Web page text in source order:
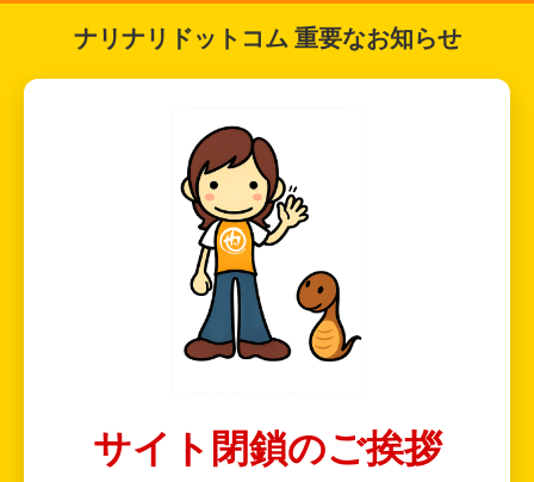
ナリナリドットコム 重要なお知らせ
サイト閉鎖のご挨拶